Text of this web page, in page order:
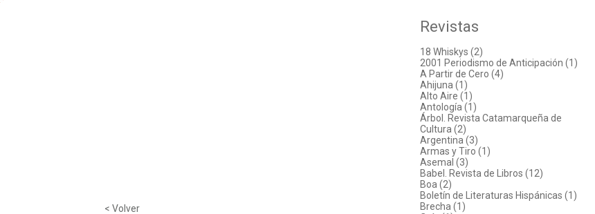
< Volver
Revistas
18 Whiskys (2)
2001 Periodismo de Anticipación (1)
A Partir de Cero (4)
Ahijuna (1)
Alto Aire (1)
Antología (1)
Árbol. Revista Catamarqueña de
Cultura (2)
Argentina (3)
Armas y Tiro (1)
Asemal (3)
Babel. Revista de Libros (12)
Boa (2)
Boletín de Literaturas Hispánicas (1)
Brecha (1)